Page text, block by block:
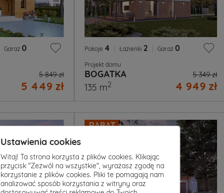
Garaż 0
5 849 zł
5 449 zł
Pokoje 4 Łazienki 2 Garaż 0
Projekt domu
BOGATKA 5 349 zł
4 949 zł
135 m2
Ustawienia cookies
Witaj! Ta strona korzysta z plików cookies. Klikając
przycisk "Zezwól na wszystkie", wyrażasz zgodę na
korzystanie z plików cookies. Pliki te pomagają nam
analizować sposób korzystania z witryny oraz